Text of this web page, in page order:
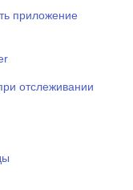
приложение
отслеживании